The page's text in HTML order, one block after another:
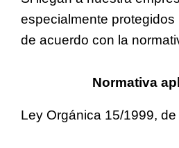
especialmente protegidos
de acuerdo con la
Normativa
Ley Orgánica 15/1999,